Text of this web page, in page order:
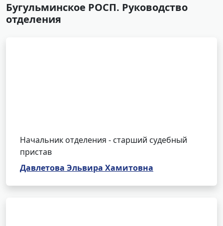
Бугульминское РОСП. Руководство
отделения
Начальник отделения - старший судебный
пристав
Давлетова Эльвира Хамитовна